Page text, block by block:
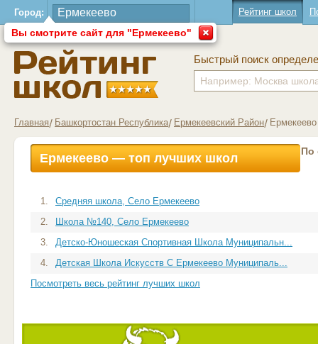
Город:
Вы смотрите сайт для "Ермекеево"
Рейтинг школ
Быстрый поиск
Главная Башкортостан Республика Ермекеевский Район
Ермекеево — топ лучших школ По
1.
Средняя школа, Село Ермекеево
2.
Школа №140, Село Ермекеево
3.
Детско-Юношеская Спортивная Школа Муниципальн...
4.
Детская Школа Искусств С Ермекеево Муниципаль...
Посмотреть весь рейтинг лучших школ